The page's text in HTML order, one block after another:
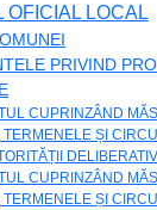
OFICIAL LOCAL
PRIVIND
CUPRINZÂND
ȘI
CUPRINZÂND
ȘI